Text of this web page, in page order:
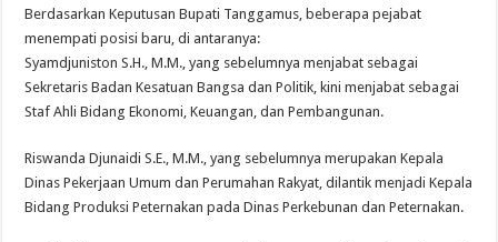
Berdasarkan Keputusan Bupati Tanggamus, beberapa pejabat
menempati posisi baru, di antaranya:
Syamdjuniston S.H., M.M., yang sebelumnya menjabat sebagai
Sekretaris Badan Kesatuan Bangsa dan Politik, kini menjabat sebagai
Staf Ahli Bidang Ekonomi, Keuangan, dan Pembangunan.
Riswanda Djunaidi S.E., M.M., yang sebelumnya merupakan Kepala
Dinas Pekerjaan Umum dan Perumahan Rakyat, dilantik menjadi Kepala
Bidang Produksi Peternakan pada Dinas Perkebunan dan Peternakan.